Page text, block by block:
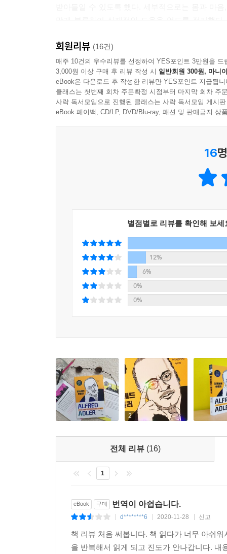
맞게 분류하여 실제적인 도움을 얻도록 정리했
비정상이라는 낙인을 찍을 수 있는 사람은 이 세상
세상에서 무시당한 탓에 자신감이 없는 사람들,
않다는 사실을 느낀다. 그들은 신뢰할 수 있는
안에 갇히고 만다. 그런 사람들은 본인의 문제
가족에게 정신적인 상처를 남김으로써 그 상처를
그것을 증명해 내었다.
상처받는 두려움의 극복과 치유는 용기에서 나온다
용기 있는 사람은 표정부터 다르다. 나중에는 얼
영향을 줄 수 있다는 사실도 인정되고 있다. 아
새로운 삶을 살 수 있다고 주장했다. 자신의 부족
그런데 이 문제의 해결은 개개의 인간이 갖고 있
사회적인 관심이 절대적으로 필요하다. 협동이야
회원리뷰 (16건)
매주 10건의 우수리뷰를 선정하여 YES포인트 3만원을 드
3,000원 이상 구매 후 리뷰 작성 시 일반회원 300원, 마니
eBook은 다운로드 후 작성한 리뷰만 YES포인트 지급됩니
클래스는 첫번째 회차 주문확정 시점부터 마지막 회차 주
사락 독서모임으로 진행된 클래스는 사락 독서모임 게시
eBook 페이백, CD/LP, DVD/Blu-ray, 패션 및 판매금지 상
16
별점별로 리뷰를 확인해 보세
12%
6%
0%
0%
2
전체 리뷰 (16)
1
eBook 구매 번역이 아쉽습니다.
d********6 2020-11-28 신고
책 리뷰 처음 써봅니다. 책 읽다가 너무 아쉬
을 반복해서 읽게 되고 진도가 안나갑니다.